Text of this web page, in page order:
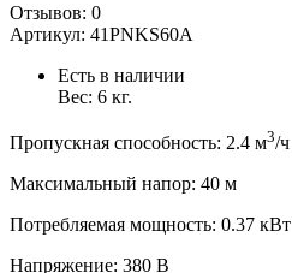
Отзывов: 0
Артикул: 41PNKS60A
Есть в наличии
Вес: 6 кг.
Пропускная способность: 2.4 м3/ч
Максимальный напор: 40 м
Потребляемая мощность: 0.37 кВт
Напряжение: 380 В